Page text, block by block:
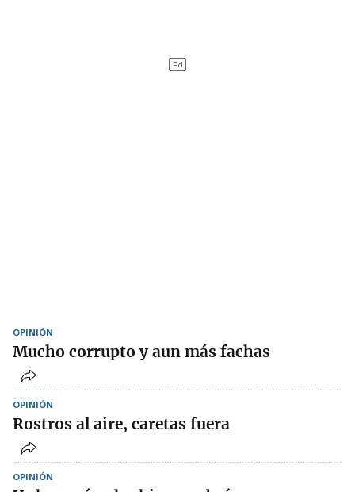
OPINIÓN
Mucho corrupto y aun más fachas
OPINIÓN
Rostros al aire, caretas fuera
OPINIÓN